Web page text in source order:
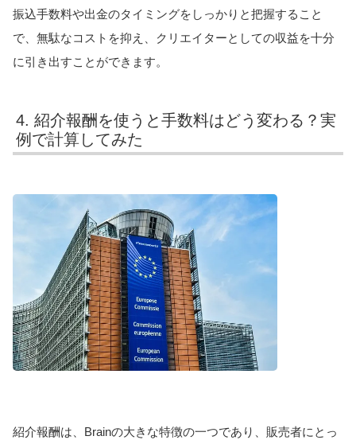
振込手数料や出金のタイミングをしっかりと把握すること
で、無駄なコストを抑え、クリエイターとしての収益を十分
に引き出すことができます。
4. 紹介報酬を使うと手数料はどう変わる？実
例で計算してみた
紹介報酬は、Brainの大きな特徴の一つであり、販売者にとっ